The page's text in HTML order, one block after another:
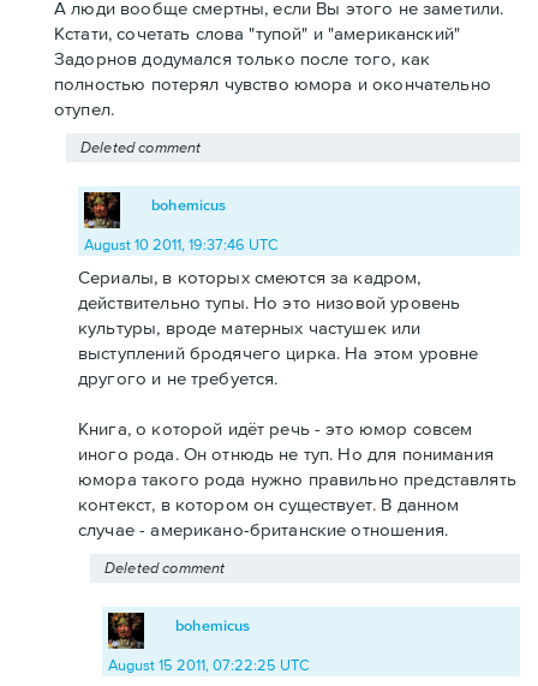
А люди вообще смертны, если Вы этого не заметили.
Кстати, сочетать слова "тупой" и "американский"
Задорнов додумался только после того, как
полностью потерял чувство юмора и окончательно
отупел.
Deleted comment
bohemicus
August 10 2011, 19:37:46 UTC
Сериалы, в которых смеются за кадром,
действительно тупы. Но это низовой уровень
культуры, вроде матерных частушек или
выступлений бродячего цирка. На этом уровне
другого и не требуется.
Книга, о которой идёт речь - это юмор совсем
иного рода. Он отнюдь не туп. Но для понимания
юмора такого рода нужно правильно представлять
контекст, в котором он существует. В данном
случае - американо-британские отношения.
Deleted comment
bohemicus
August 15 2011, 07:22:25 UTC